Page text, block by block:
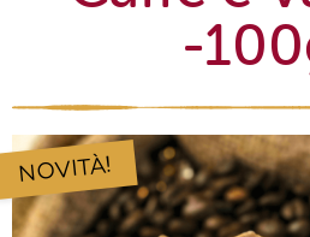
-
NOVITÀ!